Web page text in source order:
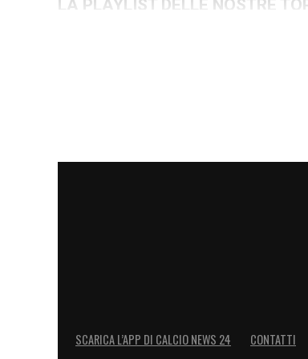
LA PLAYLIST DELLE NOSTRE
SCARICA L’APP DI CALCIO NEWS 24 CONTATTI